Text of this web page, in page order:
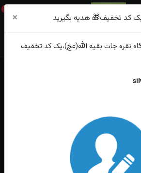
0
کد تخفیف🎁 هدیه بگیرید ×
نقره جات بقیه الله(عج)،یک کد تخفیف